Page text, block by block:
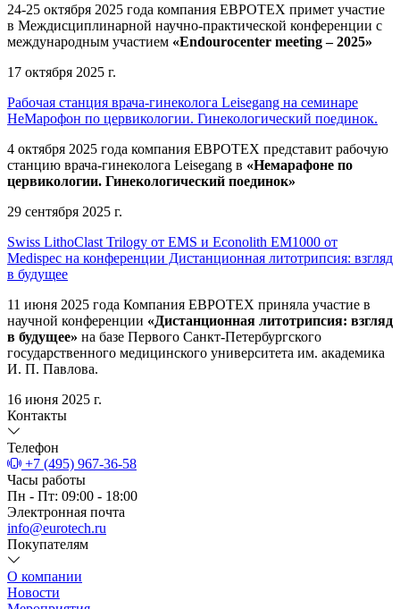
24-25 октября 2025 года компания ЕВРОТЕХ примет участие
в Междисциплинарной научно-практической конференции с
международным участием «Endourocenter meeting – 2025»
17 октября 2025 г.
Рабочая станция врача-гинеколога Leisegang на семинаре
НеМарофон по цервикологии. Гинекологический поединок.
4 октября 2025 года компания ЕВРОТЕХ представит рабочую
станцию врача-гинеколога Leisegang в «Немарафоне по
цервикологии. Гинекологический поединок»
29 сентября 2025 г.
Swiss LithoClast Trilogy от EMS и Econolith ЕМ1000 от
Medispec на конференции Дистанционная литотрипсия: взгляд
в будущее
11 июня 2025 года Компания ЕВРОТЕХ приняла участие в
научной конференции «Дистанционная литотрипсия: взгляд
в будущее» на базе Первого Санкт-Петербургского
государственного медицинского университета им. академика
И. П. Павлова.
16 июня 2025 г.
Контакты
Телефон
+7 (495) 967-36-58
Часы работы
Пн - Пт: 09:00 - 18:00
Электронная почта
info@eurotech.ru
Покупателям
О компании
Новости